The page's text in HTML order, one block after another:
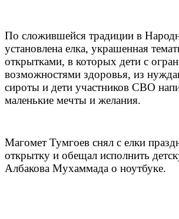
По сложившейся традиции в
установлена елка, украшенная
открытками, в которых дети с
возможностями здоровья, из
сироты и дети участников СВО
маленькие мечты и желания.
Магомет Тумгоев снял с елки
открытку и обещал исполнить
Албакова Мухаммада о ноутбуке.